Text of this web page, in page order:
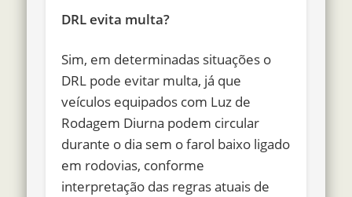
DRL evita multa?
Sim, em determinadas situações o
DRL pode evitar multa, já que
veículos equipados com Luz de
Rodagem Diurna podem circular
durante o dia sem o farol baixo ligado
em rodovias, conforme
interpretação das regras atuais de